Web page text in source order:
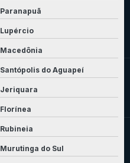
Paranapuã
Lupércio
Macedônia
Santópolis do Aguapeí
Jeriquara
Florínea
Rubineia
Murutinga do Sul